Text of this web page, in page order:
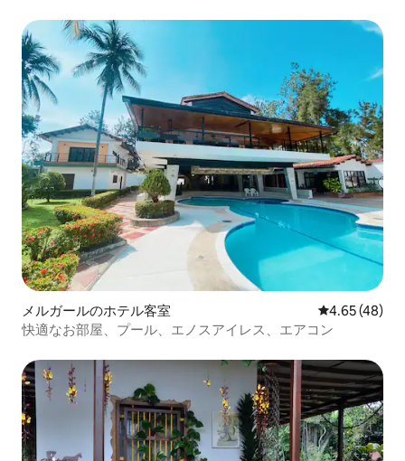
メルガールのホテル客室 レビュー48
4.65 (48)
快適なお部屋、プール、エノスアイレス、エアコン